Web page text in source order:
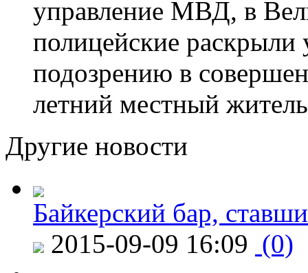
управление МВД, в
полицейские
подозрению в
летний местный
Другие новости
Байкерский бар,
2015-09-09 16:09 (0)